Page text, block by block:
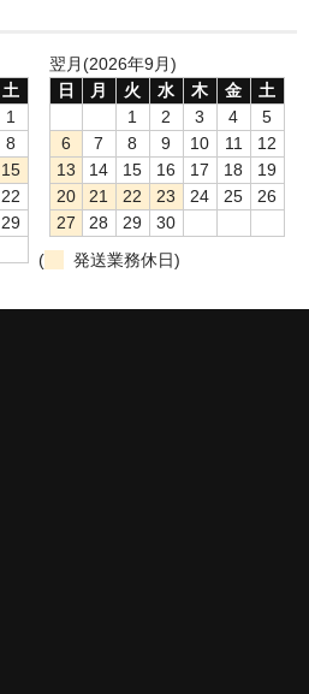
土
1
8
15
22
29
翌月(2026年9月)
日
月 火 水 木 金
土
1
2 3 4
5
6
7 8 9 10 11
12
13
14 15 16 17 18
19
20
21 22 23 24 25
26
27
28 29
30
(
発送業務休日)